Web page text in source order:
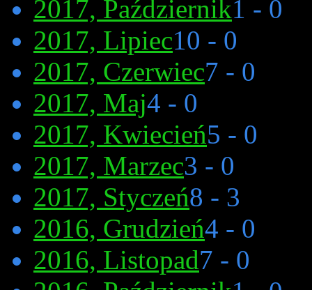
2017, Październik1 - 0
2017, Lipiec10 - 0
2017, Czerwiec7 - 0
2017, Maj4 - 0
2017, Kwiecień5 - 0
2017, Marzec3 - 0
2017, Styczeń8 - 3
2016, Grudzień4 - 0
2016, Listopad7 - 0